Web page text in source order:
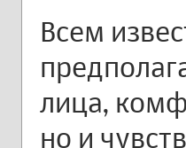
Всем
лица,
но и